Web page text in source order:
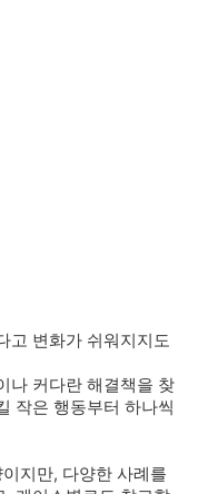
고 변화가 쉬워지지도
나 커다란 해결책을 찾
작은 행동부터 하나씩
지만, 다양한 사례를